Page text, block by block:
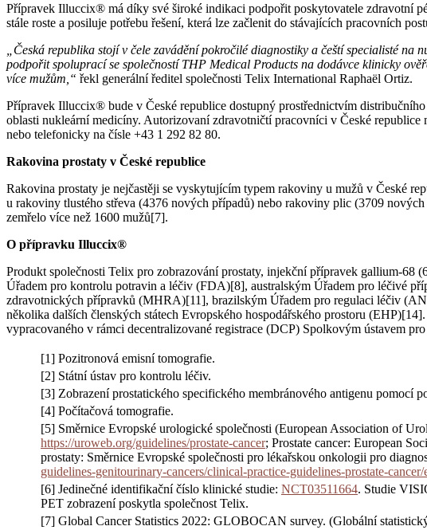
Přípravek Illuccix® má díky své široké indikaci podpořit poskytovatele zdravotní
stále roste a posiluje potřebu řešení, která lze začlenit do stávajících pracovních
„Česká republika stojí v čele zavádění pokročilé diagnostiky a čeští specialisté
podpořit spoluprací se společností THP Medical Products na dodávce klinicky
více mužům,“ řekl generální ředitel společnosti Telix International Raphaël Ortiz.
Přípravek Illuccix® bude v České republice dostupný prostřednictvím
oblasti nukleární medicíny. Autorizovaní zdravotničtí pracovníci v České
nebo telefonicky na čísle +43 1 292 82 80.
Rakovina prostaty v České republice
Rakovina prostaty je nejčastěji se vyskytujícím typem rakoviny u mužů v České
u rakoviny tlustého střeva (4376 nových případů) nebo rakoviny plic (3709
zemřelo více než 1600 mužů[7].
O přípravku Illuccix®
Produkt společnosti Telix pro zobrazování prostaty, injekční přípravek gallium-
Úřadem pro kontrolu potravin a léčiv (FDA)[8], australským Úřadem pro léčivé
zdravotnických přípravků (MHRA)[11], brazilským Úřadem pro regulaci léčiv
několika dalších členských státech Evropského hospodářského prostoru
vypracovaného v rámci decentralizované registrace (DCP) Spolkovým ústavem
[1] Pozitronová emisní tomografie.
[2] Státní ústav pro kontrolu léčiv.
[3] Zobrazení prostatického specifického membránového antigenu pomocí
[4] Počítačová tomografie.
[5] Směrnice Evropské urologické společnosti (European Association of
https://uroweb.org/guidelines/prostate-cancer; Prostate cancer: European
prostaty: Směrnice Evropské společnosti pro lékařskou onkologii pro
guidelines-genitourinary-cancers/clinical-practice-guidelines-prostate-
[6] Jedinečné identifikační číslo klinické studie: NCT03511664. Studie
PET zobrazení poskytla společnost Telix.
[7] Global Cancer Statistics 2022: GLOBOCAN survey. (Globální